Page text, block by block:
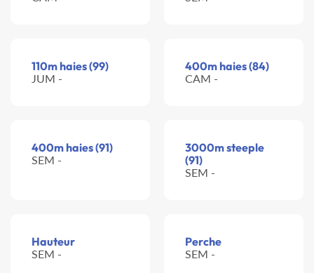
110m haies (99)
JUM -
400m haies (84)
CAM -
400m haies (91)
SEM -
3000m steeple
(91)
SEM -
Hauteur
SEM -
Perche
SEM -